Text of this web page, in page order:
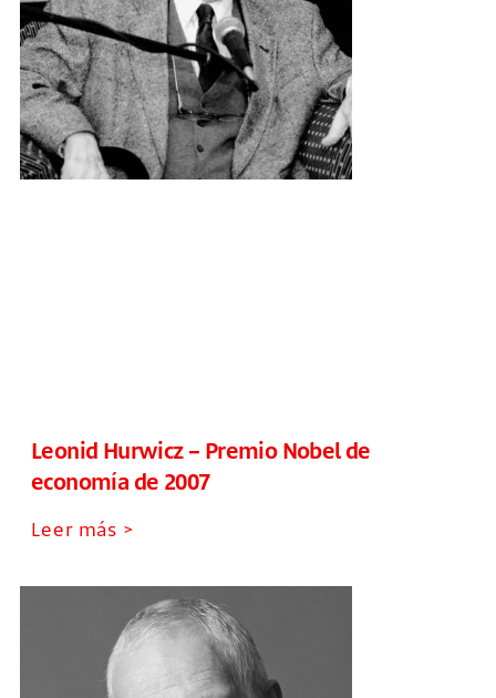
Leonid Hurwicz – Premio Nobel de
economía de 2007
Leer más >